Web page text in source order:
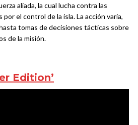
aliada, la cual lucha contra las
el control de la isla. La acción varía,
tomas de decisiones tácticas sobre
de la misión.
Edition’